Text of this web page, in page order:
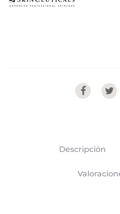
Share
Descripción